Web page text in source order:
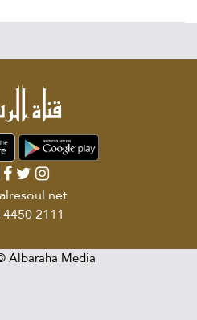
2111
Albaraha Media